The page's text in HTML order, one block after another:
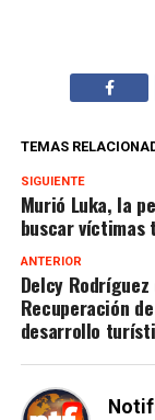
TEMAS
SIGUIENTE
Murió Luka, la
buscar víctimas
ANTERIOR
Delcy
Recuperación
desarrollo